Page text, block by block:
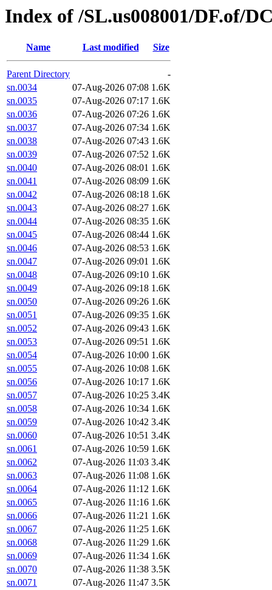
Index of /SL.us008001/DF.of/
Name Last modified Size
Parent Directory
-
sn.0034
07-Aug-2026 07:08 1.6K
sn.0035
07-Aug-2026 07:17 1.6K
sn.0036
07-Aug-2026 07:26 1.6K
sn.0037
07-Aug-2026 07:34 1.6K
sn.0038
07-Aug-2026 07:43 1.6K
sn.0039
07-Aug-2026 07:52 1.6K
sn.0040
07-Aug-2026 08:01 1.6K
sn.0041
07-Aug-2026 08:09 1.6K
sn.0042
07-Aug-2026 08:18 1.6K
sn.0043
07-Aug-2026 08:27 1.6K
sn.0044
07-Aug-2026 08:35 1.6K
sn.0045
07-Aug-2026 08:44 1.6K
sn.0046
07-Aug-2026 08:53 1.6K
sn.0047
07-Aug-2026 09:01 1.6K
sn.0048
07-Aug-2026 09:10 1.6K
sn.0049
07-Aug-2026 09:18 1.6K
sn.0050
07-Aug-2026 09:26 1.6K
sn.0051
07-Aug-2026 09:35 1.6K
sn.0052
07-Aug-2026 09:43 1.6K
sn.0053
07-Aug-2026 09:51 1.6K
sn.0054
07-Aug-2026 10:00 1.6K
sn.0055
07-Aug-2026 10:08 1.6K
sn.0056
07-Aug-2026 10:17 1.6K
sn.0057
07-Aug-2026 10:25 3.4K
sn.0058
07-Aug-2026 10:34 1.6K
sn.0059
07-Aug-2026 10:42 3.4K
sn.0060
07-Aug-2026 10:51 3.4K
sn.0061
07-Aug-2026 10:59 1.6K
sn.0062
07-Aug-2026 11:03 3.4K
sn.0063
07-Aug-2026 11:08 1.6K
sn.0064
07-Aug-2026 11:12 1.6K
sn.0065
07-Aug-2026 11:16 1.6K
sn.0066
07-Aug-2026 11:21 1.6K
sn.0067
07-Aug-2026 11:25 1.6K
sn.0068
07-Aug-2026 11:29 1.6K
sn.0069
07-Aug-2026 11:34 1.6K
sn.0070
07-Aug-2026 11:38 3.5K
sn.0071
07-Aug-2026 11:47 3.5K